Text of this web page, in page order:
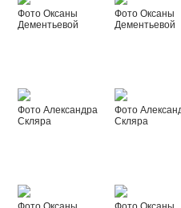
Фото Оксаны
Дементьевой
Фото Оксаны
Дементьевой
Фото Александра
Скляра
Фото
Скляра